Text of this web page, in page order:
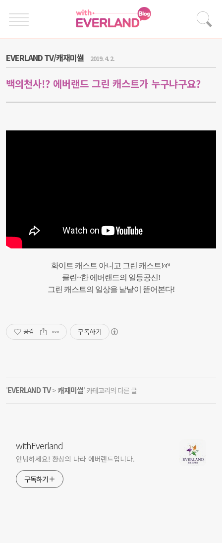
EVERLAND TV/캐재미썰 2019. 4. 2.
백의천사!? 에버랜드 그린 캐스트가 누구냐구요?
화이트 캐스트 아니고 그린 캐스트!🌱
클린~한 에버랜드의 일등공신!
그린 캐스트의 일상을 낱낱이 뜯어본다!
공감 구독하기
'EVERLAND TV> 캐재미썰' 카테고리의 다른 글
withEverland
안녕하세요! 환상의 나라 에버랜드입니다.
구독하기